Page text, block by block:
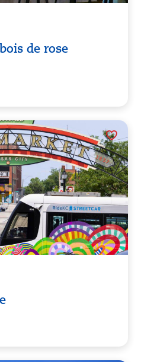
de rose